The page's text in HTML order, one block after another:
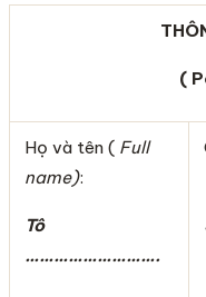
(
Họ và tên ( Full
name):
Tô
……………………….